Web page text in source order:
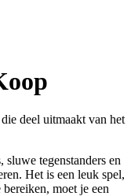
deel uitmaakt van het
tegenstanders en
Het is een leuk spel,
moet je een